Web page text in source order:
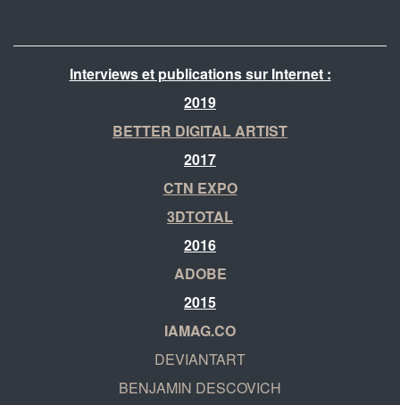
Interviews et publications sur Internet :
2019
BETTER DIGITAL ARTIST
2017
CTN EXPO
3DTOTAL
2016
ADOBE
2015
IAMAG.CO
DEVIANTART
BENJAMIN DESCOVICH